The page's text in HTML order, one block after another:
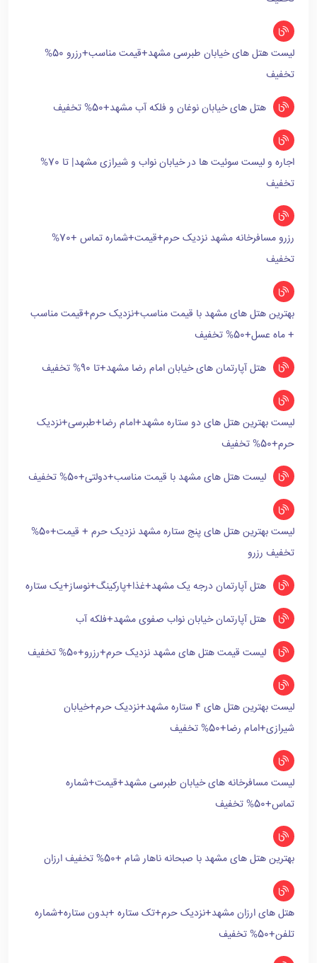
لیست هتل های خیابان طبرسی مشهد+قیمت مناسب+رزرو 50%
تخفیف
هتل های خیابان نوغان و فلکه آب مشهد+50% تخفیف
اجاره و لیست سوئیت ها در خیابان نواب و شیرازی مشهد| تا 70%
تخفیف
رزرو مسافرخانه مشهد نزدیک حرم+قیمت+شماره تماس +70%
تخفیف
بهترین هتل های مشهد با قیمت مناسب+نزدیک حرم+قیمت مناسب
+ ماه عسل+50% تخفیف
هتل آپارتمان های خیابان امام رضا مشهد+تا 90% تخفیف
لیست بهترین هتل های دو ستاره مشهد+امام رضا+طبرسی+نزدیک
حرم+50% تخفیف
لیست هتل های مشهد با قیمت مناسب+دولتی+50% تخفیف
لیست بهترین هتل های پنج ستاره مشهد نزدیک حرم + قیمت+50%
تخفیف رزرو
هتل آپارتمان درجه یک مشهد+غذا+پارکینگ+نوساز+یک ستاره
هتل آپارتمان خیابان نواب صفوی مشهد+فلکه آب
لیست قیمت هتل های مشهد نزدیک حرم+رزرو+50% تخفیف
لیست بهترین هتل های ۴ ستاره مشهد+نزدیک حرم+خیابان
شیرازی+امام رضا+50% تخفیف
لیست مسافرخانه های خیابان طبرسی مشهد+قیمت+شماره
تماس+50% تخفیف
بهترین هتل های مشهد با صبحانه ناهار شام +50% تخفیف ارزان
هتل های ارزان مشهد+نزدیک حرم+تک ستاره +بدون ستاره+شماره
تلفن+50% تخفیف